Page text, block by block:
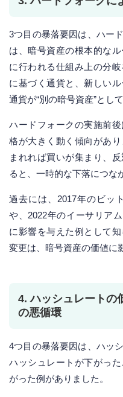
3つ目の暴落要因は、ハー
は、暗号資産の根本的な
に行われる仕組み上の分
に基づく通貨と、新しい
通貨が“別の暗号資産”とし
ハードフォークの実施前
格が大きく動く傾向があ
まれれば買いが集まり、
ると、一時的な下落につな
過去には、2017年のビッ
や、2022年のイーサリア
に影響を与えた例として
変更は、暗号資産の価値に
4. ハッシュレートの
の悪循環
4つ目の暴落要因は、ハッ
ハッシュレートが下がっ
がった例がありました。